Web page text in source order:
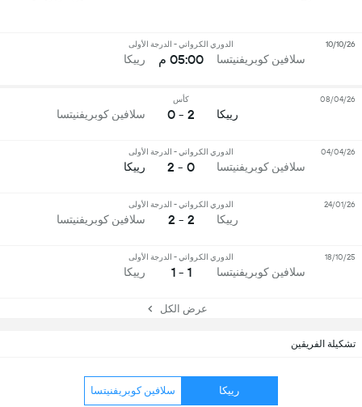
تشكيلة الفريقين
رييكا سلافين كوبريفنيتسا
سلافين كوبريفنيتسا
الدوري الكرواتي - الدرجة الأولى
05:00 م رييكا
10/10/26
رييكا
كأس
2 - 0 سلافين كوبريفنيتسا
08/04/26
سلافين كوبريفنيتسا
الدوري الكرواتي - الدرجة الأولى
0 - 2 رييكا
04/04/26
رييكا
الدوري الكرواتي - الدرجة الأولى
2 - 2 سلافين كوبريفنيتسا
24/01/26
سلافين كوبريفنيتسا
الدوري الكرواتي - الدرجة الأولى
1 - 1 رييكا
18/10/25
عرض الكل